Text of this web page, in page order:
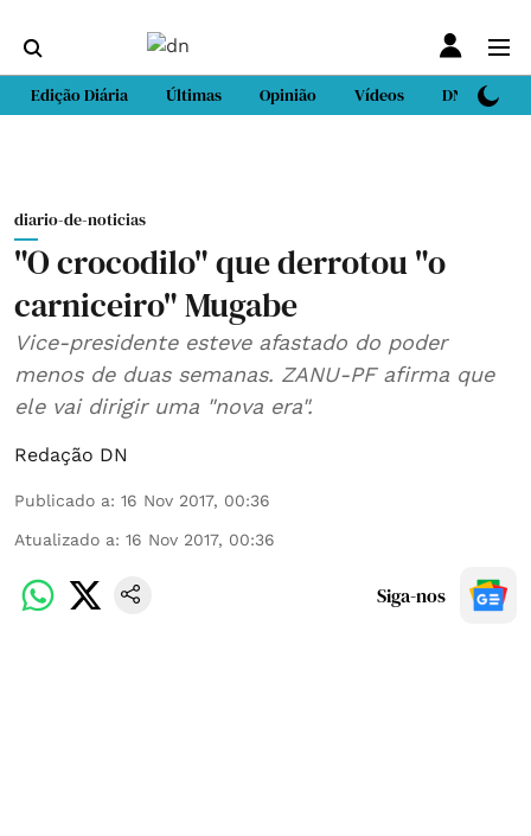
Edição Diária Últimas Opinião Vídeos DN Sport
diario-de-noticias
"O crocodilo" que derrotou "o
carniceiro" Mugabe
Vice-presidente esteve afastado do poder
menos de duas semanas. ZANU-PF afirma que
ele vai dirigir uma "nova era".
Redação DN
Publicado a: 16 Nov 2017, 00:36
Atualizado a: 16 Nov 2017, 00:36
Siga-nos